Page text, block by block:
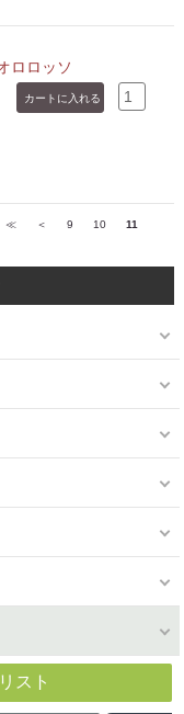
ロッソ
≪ ＜ 9 10
11
スト